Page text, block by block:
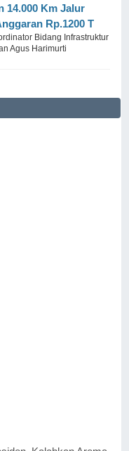
14.000 Km Jalur
Rp.1200 T
Bidang Infrastruktur
Agus Harimurti